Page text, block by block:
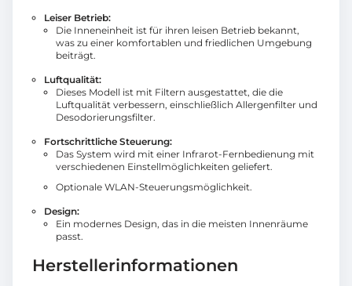
Leiser Betrieb:
Die Inneneinheit ist für ihren leisen Betrieb bekannt,
was zu einer komfortablen und friedlichen Umgebung
beiträgt.
Luftqualität:
Dieses Modell ist mit Filtern ausgestattet, die die
Luftqualität verbessern, einschließlich Allergenfilter und
Desodorierungsfilter.
Fortschrittliche Steuerung:
Das System wird mit einer Infrarot-Fernbedienung mit
verschiedenen Einstellmöglichkeiten geliefert.
Optionale WLAN-Steuerungsmöglichkeit.
Design:
Ein modernes Design, das in die meisten Innenräume
passt.
Herstellerinformationen